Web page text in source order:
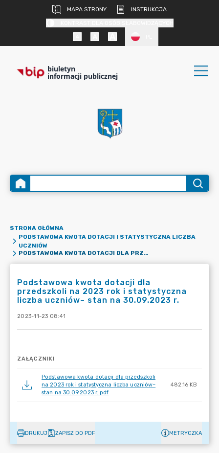
MAPA STRONY
INSTRUKCJA
biuletyn
informacji publicznej
STRONA GŁÓWNA
PODSTAWOWA KWOTA DOTACJI I STATYSTYCZNA LICZBA
UCZNIÓW
PODSTAWOWA KWOTA DOTACJI DLA PRZEDSZKOLI NA 2023 ROK I STATYSTYCZNA LICZBA UCZNIÓW– STAN NA 30.09.2023 R.
Podstawowa kwota dotacji dla
przedszkoli na 2023 rok i statystyczna
liczba uczniów– stan na 30.09.2023 r.
2023-11-23 08:41
ZAŁĄCZNIKI
Podstawowa kwota dotacji dla przedszkoli
na 2023 rok i statystyczna liczba uczniów–
stan na 30.09.2023 r..pdf
482.16 KB
DRUKUJ ZAPISZ DO PDF METRYCZKA